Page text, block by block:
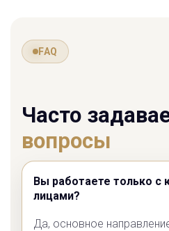
FAQ
Часто
вопросы
Вы работаете только с
лицами?
Да, основное